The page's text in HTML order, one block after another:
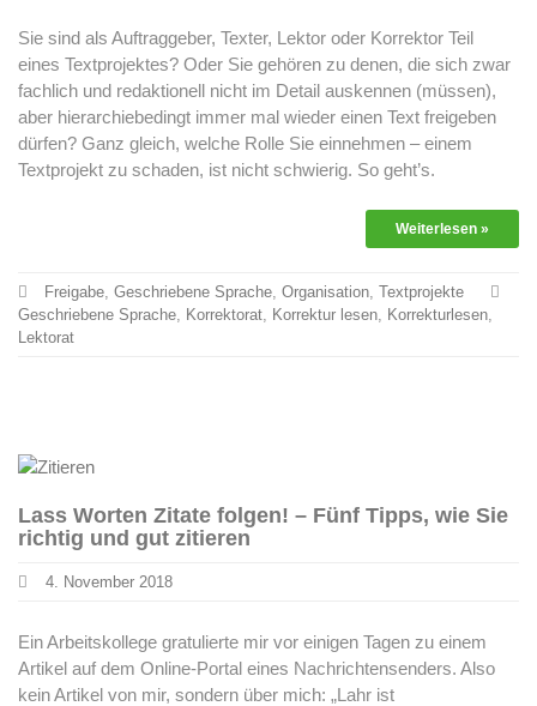
Sie sind als Auftraggeber, Texter, Lektor oder Korrektor Teil
eines Textprojektes? Oder Sie gehören zu denen, die sich zwar
fachlich und redaktionell nicht im Detail auskennen (müssen),
aber hierarchiebedingt immer mal wieder einen Text freigeben
dürfen? Ganz gleich, welche Rolle Sie einnehmen – einem
Textprojekt zu schaden, ist nicht schwierig. So geht’s.
Weiterlesen »
Freigabe, Geschriebene Sprache, Organisation, Textprojekte
Geschriebene Sprache, Korrektorat, Korrektur lesen, Korrekturlesen,
Lektorat
Lass Worten Zitate folgen! – Fünf Tipps, wie Sie
richtig und gut zitieren
4. November 2018
Ein Arbeitskollege gratulierte mir vor einigen Tagen zu einem
Artikel auf dem Online-Portal eines Nachrichtensenders. Also
kein Artikel von mir, sondern über mich: „Lahr ist